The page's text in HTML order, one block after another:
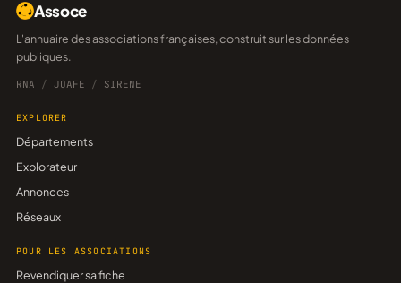
Assoce
L'annuaire des associations françaises, construit sur les données
publiques.
RNA / JOAFE / SIRENE
EXPLORER
Départements
Explorateur
Annonces
Réseaux
POUR LES ASSOCIATIONS
Revendiquer sa fiche